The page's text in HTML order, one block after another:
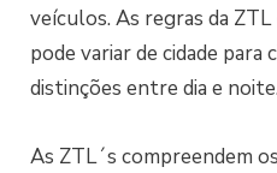
veículos. As regras da
pode variar de cidade para
distinções entre dia e noite.
As ZTL´s compreendem os